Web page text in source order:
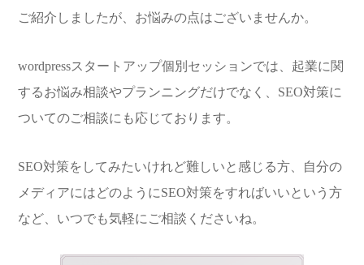
ご紹介しましたが、お悩みの点はございませんか。
wordpressスタートアップ個別セッションでは、起業に関
するお悩み相談やプランニングだけでなく、SEO対策に
ついてのご相談にも応じております。
SEO対策をしてみたいけれど難しいと感じる方、自分の
メディアにはどのようにSEO対策をすればいいという方
など、いつでも気軽にご相談くださいね。